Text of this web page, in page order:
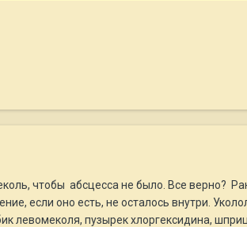
чтобы абсцесса не было. Все верно?
если оно есть, не осталось внутри.
левомеколя, пузырек хлоргексидина,